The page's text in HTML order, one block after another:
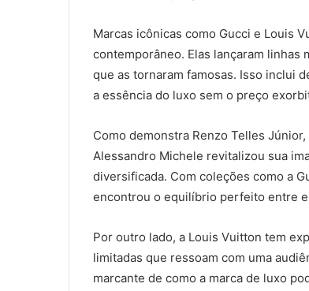
Marcas icônicas como Gucci e Louis
contemporâneo. Elas lançaram linhas
que as tornaram famosas. Isso inclui
a essência do luxo sem o preço
Como demonstra Renzo Telles
Alessandro Michele revitalizou sua
diversificada. Com coleções como a
encontrou o equilíbrio perfeito entre
Por outro lado, a Louis Vuitton tem
limitadas que ressoam com uma
marcante de como a marca de luxo